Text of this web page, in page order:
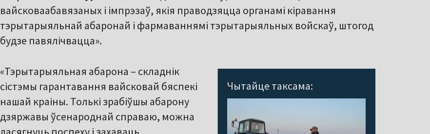
вайсковаабавязаных і імпрэзаў, якія праводзяцца органамі кіравання
тэрытарыяльнай абаронай і фармаваннямі тэрытарыяльных войскаў, штогод
будзе павялічвацца».
Чытайце таксама:
«Тэрытарыяльная абарона – складнік
сістэмы гарантавання вайсковай бяспекі
нашай краіны. Толькі зрабіўшы абарону
дзяржавы ўсенароднай справаю, можна